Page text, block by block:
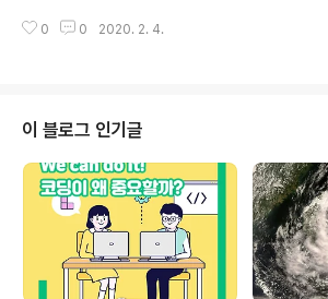
020년 5회 ▶ 2021년 6회) 또한, 모바일 기기로 원서를
춘에 크게 길하다)’과 같이 입춘을 축하하는 문구를 써서 대
보도록 하겠습니다. 어렵지 않아요, 24절기 ! 예전부터 우
리나라는 음력을 이용해 날짜를 세고, 생일 또한 음력으로
정했습니다. 그래서 24절기 또한 음력일 것이라고 생각하
는 사람이 많을 것 같습니다. 하지만 24절기는 태양의 운
동과 일치합니다. 즉, 24절기는 양력을 따릅니다. 사실 과
거의 농경 사회..
0 0 2020. 2. 4.
이 블로그 인기글